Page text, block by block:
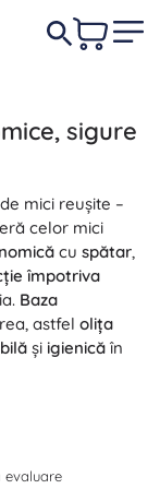
sigure
mici reușite –
celor mici
cu spătar,
împotriva
Baza
astfel olița
și igienică în
bine copilului
vacanțe.
evaluare